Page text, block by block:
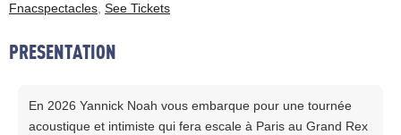
Fnacspectacles, See Tickets
PRESENTATION
En 2026 Yannick Noah vous embarque pour une tournée
acoustique et intimiste qui fera escale à Paris au Grand Rex